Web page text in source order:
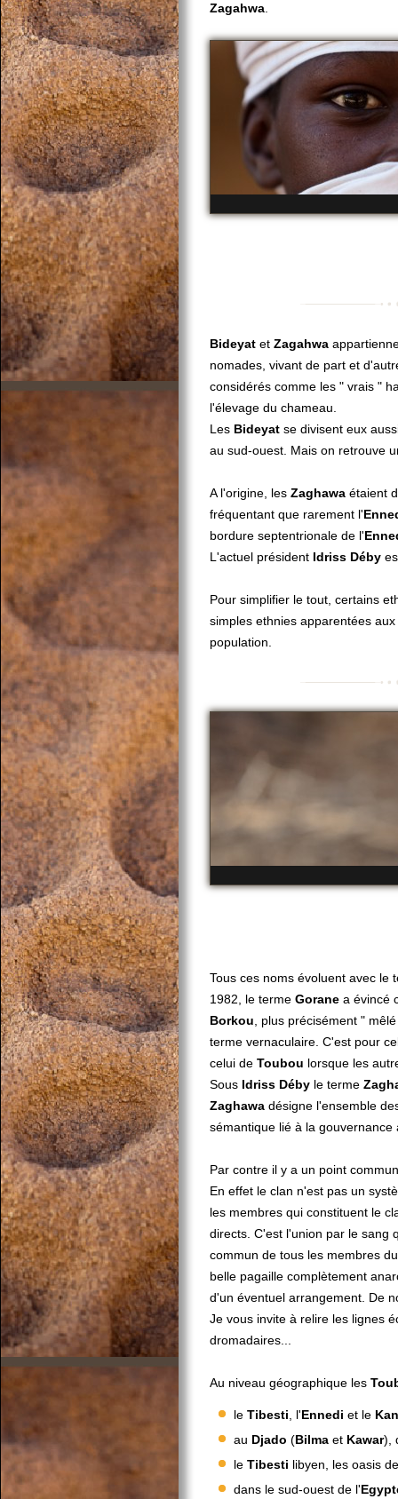
Zagahwa
Bideyat et Zagahwa
nomades, vivant de part et
considérés comme les " vrais "
l'élevage du chameau.
Les Bideyat se divisent eux
au sud-ouest. Mais on retrouve
A l'origine, les Zaghawa étaient
fréquentant que rarement l'
bordure septentrionale de l'
L'actuel président Idriss Déby
Pour simplifier le tout, certains
simples ethnies apparentées aux
population.
Tous ces noms évoluent avec le
1982, le terme Gorane a évincé
Borkou , plus précisément "
terme vernaculaire. C'est pour
celui de Toubou lorsque les
Sous Idriss Déby le terme
Zaghawa désigne l'ensemble
sémantique lié à la gouvernance
Par contre il y a un point
En effet le clan n'est pas un
les membres qui constituent le
directs. C'est l'union par le sang
commun de tous les membres
belle pagaille complètement
d'un éventuel arrangement. De
Je vous invite à relire les lignes
dromadaires...
Au niveau géographique les
le Tibesti , l'Ennedi et le
au Djado (Bilma et Kawar),
le Tibesti libyen, les oasis
dans le sud-ouest de l'